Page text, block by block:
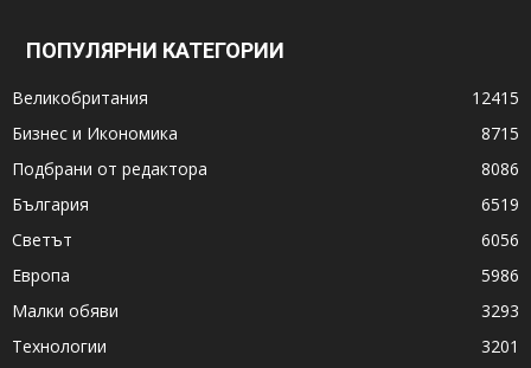
ПОПУЛЯРНИ КАТЕГОРИИ
Великобритания
12415
Бизнес и Икономика
8715
Подбрани от редактора
8086
България
6519
Светът
6056
Европа
5986
Малки обяви
3293
Технологии
3201